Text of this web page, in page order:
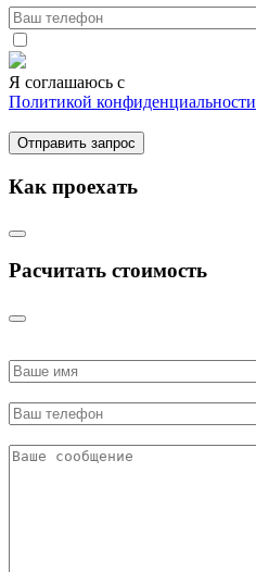
⁨⁨⁨Я соглашаюсь с
Политикой конфиденциальности
Как проехать
Расчитать стоимость